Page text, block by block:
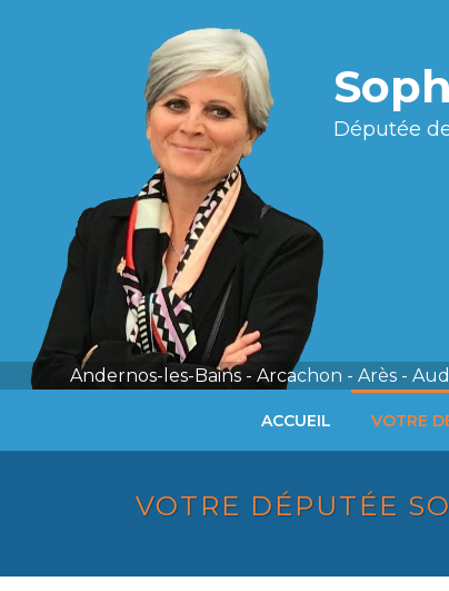
Députée
Andernos-les-Bains - Arcachon - Arès -
ACCUEIL VOTRE
VOTRE DÉPUTÉE